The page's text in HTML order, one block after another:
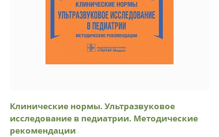
Клинические нормы. Ультразвуковое
исследование в педиатрии. Методические
рекомендации